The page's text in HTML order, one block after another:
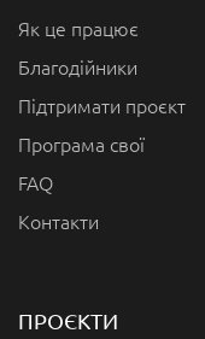
Як це працює
Благодійники
Підтримати проєкт
Програма свої
FAQ
Контакти
ПРОЄКТИ